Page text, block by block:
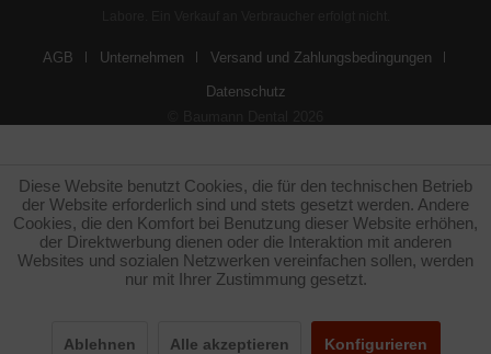
AGB Unternehmen Versand und Zahlungsbedingungen
Datenschutz
Diese Website benutzt Cookies, die für den technischen Betrieb
der Website erforderlich sind und stets gesetzt werden. Andere
Cookies, die den Komfort bei Benutzung dieser Website erhöhen,
der Direktwerbung dienen oder die Interaktion mit anderen
Websites und sozialen Netzwerken vereinfachen sollen, werden
nur mit Ihrer Zustimmung gesetzt.
Ablehnen Alle akzeptieren Konfigurieren